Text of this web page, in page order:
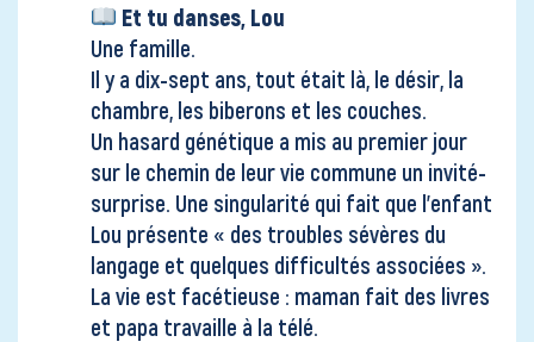
Et tu danses, Lou
Une famille.
Il y a dix-sept ans, tout était là, le désir, la
chambre, les biberons et les couches.
Un hasard génétique a mis au premier jour
sur le chemin de leur vie commune un invité-
surprise. Une singularité qui fait que l’enfant
Lou présente « des troubles sévères du
langage et quelques difficultés associées ».
La vie est facétieuse : maman fait des livres
et papa travaille à la télé.